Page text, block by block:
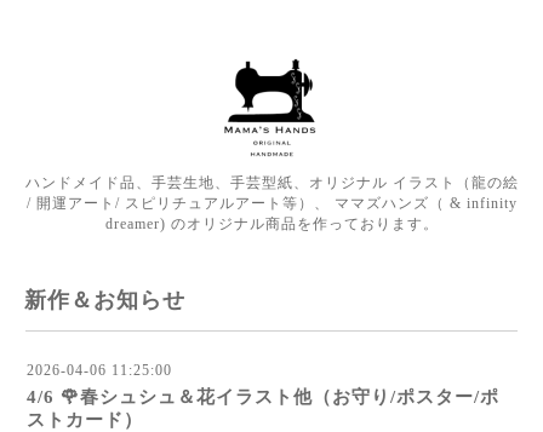
ハンドメイド品、手芸生地、手芸型紙、オリジナル イラスト（龍の絵
/ 開運アート/ スピリチュアルアート等）、 ママズハンズ（ & infinity
dreamer) のオリジナル商品を作っております。
新作＆お知らせ
2026-04-06 11:25:00
4/6 🌹春シュシュ＆花イラスト他（お守り/ポスター/ポ
ストカード）